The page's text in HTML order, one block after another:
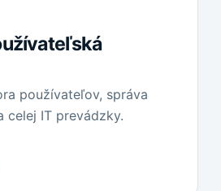
používateľov, správa
celej IT prevádzky.